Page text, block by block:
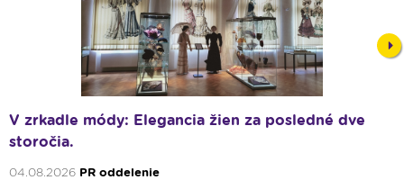
V zrkadle módy: Elegancia žien za posledné dve
storočia.
04.08.2026 PR oddelenie